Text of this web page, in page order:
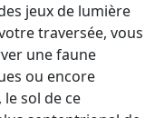
jeux de lumière
traversée, vous
une faune
ou encore
sol de ce